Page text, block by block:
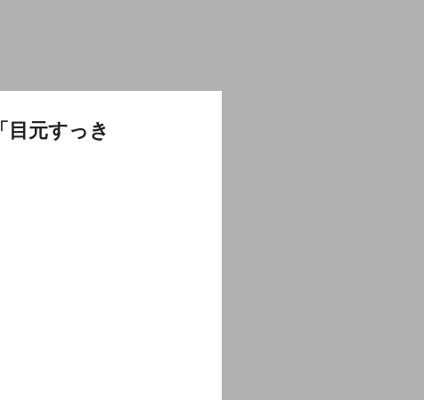
元すっき